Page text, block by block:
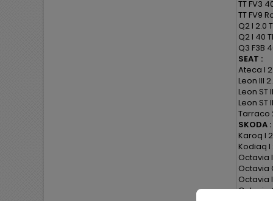
TT FV3
TT FV9
Q2 I 2.0
Q2 I 40
Q3 F3B
SEAT :
Ateca I
Leon III
Leon ST
Leon ST
Tarraco
SKODA :
Karoq I
Kodiaq I
Octavia
Octavia
Octavia
Octavia